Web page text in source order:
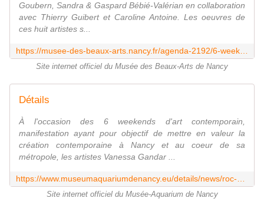
Goubern, Sandra & Gaspard Bébié-Valérian en collaboration
avec Thierry Guibert et Caroline Antoine. Les oeuvres de
ces huit artistes s...
Site internet officiel du Musée des Beaux-Arts de Nancy
Détails
À l'occasion des 6 weekends d'art contemporain,
manifestation ayant pour objectif de mettre en valeur la
création contemporaine à Nancy et au coeur de sa
métropole, les artistes Vanessa Gandar ...
Site internet officiel du Musée-Aquarium de Nancy